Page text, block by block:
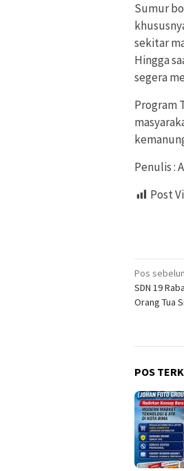
Sumur
sekitar
Hingga
segera
Program
Penulis :
Post
pos
Pos
SDN 19
Orang Tua
POS